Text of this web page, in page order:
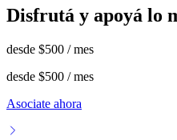
Disfrutá y apoyá lo
desde $500 / mes
desde $500 / mes
Asociate ahora